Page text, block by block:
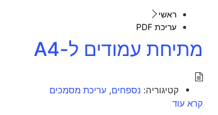
ראשי
עריכת PDF
מתיחת עמודים ל-A4
קטיגוריה: נספחים, עריכת מסמכים
קרא עוד